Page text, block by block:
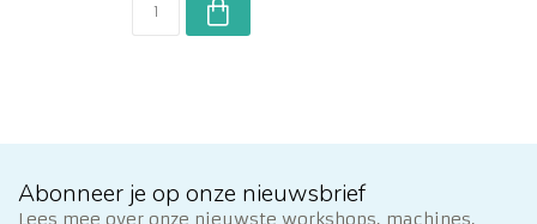
Abonneer je op onze nieuwsbrief
Lees mee over onze nieuwste workshops, machines,